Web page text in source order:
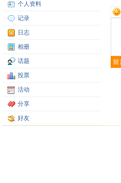
个人资料
记录
日志
相册
话题
投票
活动
分享
好友